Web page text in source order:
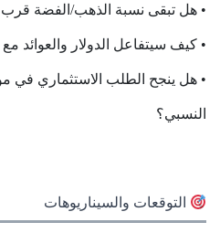
• هل تبقى نسبة الذهب/الفضة قرب 63 أم ترتفع أكثر؟
• كيف سيتفاعل الدولار والعوائد
• هل ينجح الطلب الاستثماري في
النسبي؟
التوقعات والسيناريوهات